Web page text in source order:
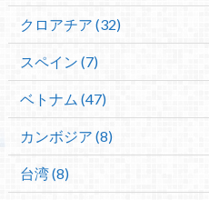
クロアチア (32)
スペイン (7)
ベトナム (47)
カンボジア (8)
台湾 (8)